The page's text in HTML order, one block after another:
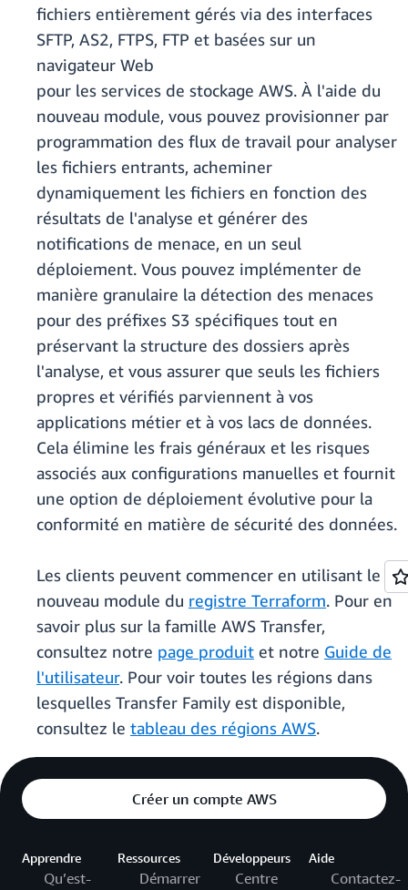
fichiers entièrement gérés via des interfaces
SFTP, AS2, FTPS, FTP et basées sur un
navigateur Web
pour les services de stockage AWS. À l'aide du
nouveau module, vous pouvez provisionner par
programmation des flux de travail pour analyser
les fichiers entrants, acheminer
dynamiquement les fichiers en fonction des
résultats de l'analyse et générer des
notifications de menace, en un seul
déploiement. Vous pouvez implémenter de
manière granulaire la détection des menaces
pour des préfixes S3 spécifiques tout en
préservant la structure des dossiers après
l'analyse, et vous assurer que seuls les fichiers
propres et vérifiés parviennent à vos
applications métier et à vos lacs de données.
Cela élimine les frais généraux et les risques
associés aux configurations manuelles et fournit
une option de déploiement évolutive pour la
conformité en matière de sécurité des données.
Les clients peuvent commencer en utilisant le
nouveau module du registre Terraform. Pour en
savoir plus sur la famille AWS Transfer,
consultez notre page produit et notre Guide de
l'utilisateur. Pour voir toutes les régions dans
lesquelles Transfer Family est disponible,
consultez le tableau des régions AWS.
Créer un compte AWS
Apprendre
Qu’est-
Ressources
Démarrer
Développeurs
Centre
Aide
Contactez-